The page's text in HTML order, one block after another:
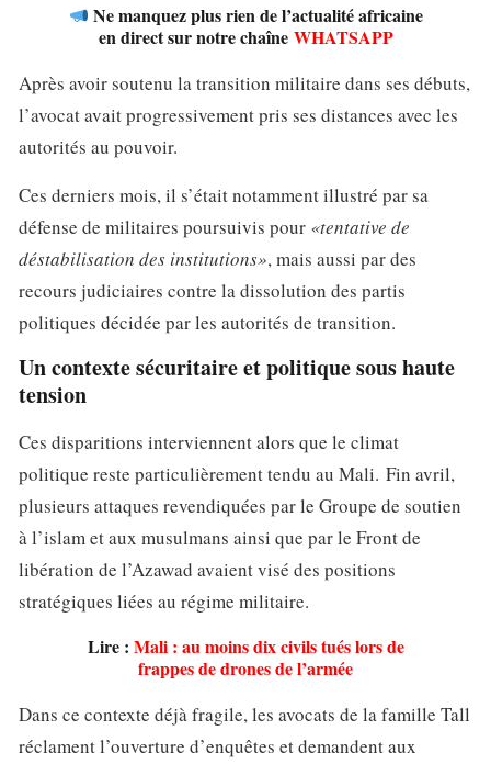
Ne manquez plus rien de l’actualité africaine
en direct sur notre chaîne WHATSAPP
Après avoir soutenu la transition militaire dans ses débuts,
l’avocat avait progressivement pris ses distances avec les
autorités au pouvoir.
Ces derniers mois, il s’était notamment illustré par sa
défense de militaires poursuivis pour «tentative de
déstabilisation des institutions», mais aussi par des
recours judiciaires contre la dissolution des partis
politiques décidée par les autorités de transition.
Un contexte sécuritaire et politique sous haute
tension
Ces disparitions interviennent alors que le climat
politique reste particulièrement tendu au Mali. Fin avril,
plusieurs attaques revendiquées par le Groupe de soutien
à l’islam et aux musulmans ainsi que par le Front de
libération de l’Azawad avaient visé des positions
stratégiques liées au régime militaire.
Lire : Mali : au moins dix civils tués lors de
frappes de drones de l’armée
Dans ce contexte déjà fragile, les avocats de la famille Tall
réclament l’ouverture d’enquêtes et demandent aux